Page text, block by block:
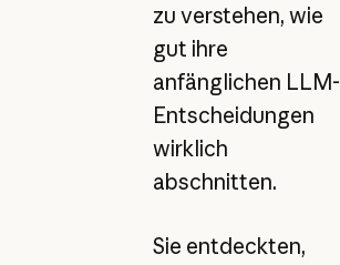
zu verstehen, wie
gut ihre
anfänglichen LLM-
Entscheidungen
wirklich
abschnitten.
Sie entdeckten,